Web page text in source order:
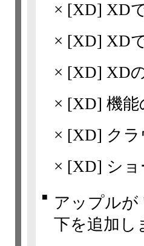
× [XD] XD
× [XD] XD
× [XD] XD
× [XD] 機能
× [XD] ク
× [XD] シ
■
アップル
下を追加し